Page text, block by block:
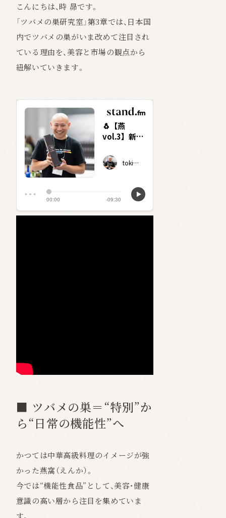
こんにちは、時 昴です。
「ツバメの巣研究室」第3章では、日本国
内でツバメの巣がいま改めて注目され
ている理由を、美容と市場の観点から
紐解いていきます。
■ ツバメの巣＝“特別”か
ら“日常の機能性”へ
かつては中華高級料理のイメージが強
かった燕窩（えんか）。
今では“機能性食品”として、美容・健康
意識の高い層から注目を集めていま
す。